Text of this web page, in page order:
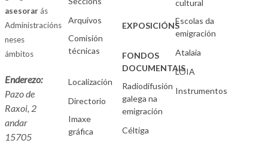
asesorarás
Administracións
neses
ámbitos
Enderezo:
Pazo de
Raxoi, 2
andar
15705
Arquivos
Comisión
técnicas
Localización
Directorio
Imaxe
gráfica
EXPOSICIÓNS
FONDOS
DOCUMENTAIS
Radiodifusión
galega na
emigración
Céltiga
cultural
Escolas da
emigración
Atalaia
LOIA
Instrumentos